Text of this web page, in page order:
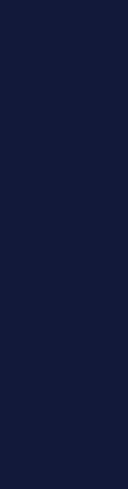
inferior, etc.